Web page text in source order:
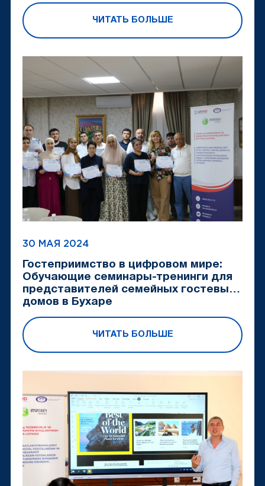
ЧИТАТЬ БОЛЬШЕ
30 МАЯ 2024
Гостеприимство в цифровом мире:
Обучающие семинары-тренинги для
представителей семейных гостевых
домов в Бухаре
ЧИТАТЬ БОЛЬШЕ